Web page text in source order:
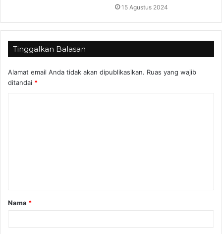
15 Agustus 2024
Tinggalkan Balasan
Alamat email Anda tidak akan dipublikasikan. Ruas yang wajib
ditandai *
a
r
Nama *